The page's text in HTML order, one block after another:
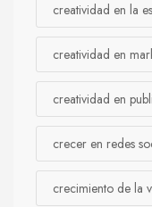
creatividad en la
creatividad en
creatividad en
crecer en redes
crecimiento de la